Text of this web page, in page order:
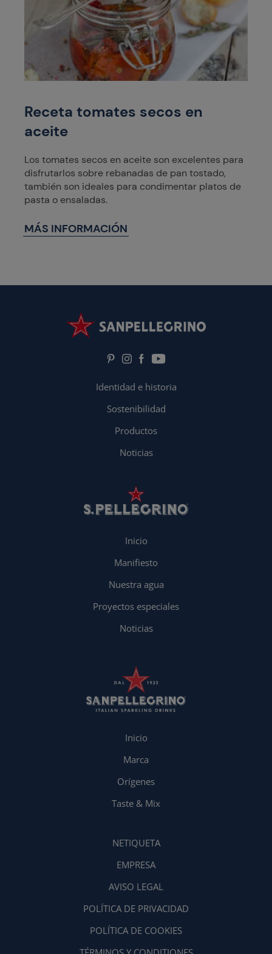
Receta tomates secos en
aceite
Los tomates secos en aceite son excelentes para
disfrutarlos sobre rebanadas de pan tostado,
también son ideales para condimentar platos de
pasta o ensaladas.
MÁS INFORMACIÓN
Identidad e historia
Sostenibilidad
Productos
Noticias
Inicio
Manifiesto
Nuestra agua
Proyectos especiales
Noticias
Inicio
Marca
Orígenes
Taste & Mix
NETIQUETA
EMPRESA
AVISO LEGAL
POLÍTICA DE PRIVACIDAD
POLÍTICA DE COOKIES